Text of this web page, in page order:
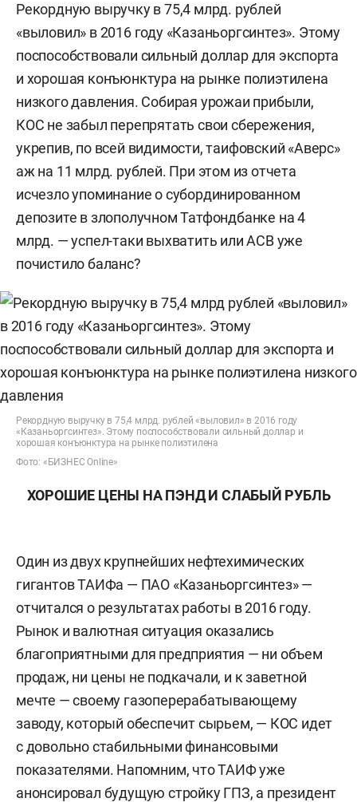
Рекордную выручку в 75,4 млрд. рублей
«выловил» в 2016 году «Казаньоргсинтез». Этому
поспособствовали сильный доллар для экспорта
и хорошая конъюнктура на рынке полиэтилена
низкого давления. Собирая урожаи прибыли,
КОС не забыл перепрятать свои сбережения,
укрепив, по всей видимости, таифовский «Аверс»
аж на 11 млрд. рублей. При этом из отчета
исчезло упоминание о субординированном
депозите в злополучном Татфондбанке на 4
млрд. — успел-таки выхватить или АСВ уже
почистило баланс?
Рекордную выручку в 75,4 млрд. рублей «выловил» в 2016 году
«Казаньоргсинтез». Этому поспособствовали сильный доллар и
хорошая конъюнктура на рынке полиэтилена
Фото: «БИЗНЕС Online»
ХОРОШИЕ ЦЕНЫ НА ПЭНД И СЛАБЫЙ РУБЛЬ
Один из двух крупнейших нефтехимических
гигантов ТАИФа — ПАО «Казаньоргсинтез» —
отчитался о результатах работы в 2016 году.
Рынок и валютная ситуация оказались
благоприятными для предприятия — ни объем
продаж, ни цены не подкачали, и к заветной
мечте — своему газоперерабатывающему
заводу, который обеспечит сырьем, — КОС идет
с довольно стабильными финансовыми
показателями. Напомним, что ТАИФ уже
анонсировал будущую стройку ГПЗ, а президент